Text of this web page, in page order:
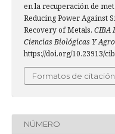
en la recuperación de
Reducing Power Against
Recovery of Metals. CIBA
Ciencias Biológicas Y
https://doi.org/10.23913/
Formatos de citación
NÚMERO